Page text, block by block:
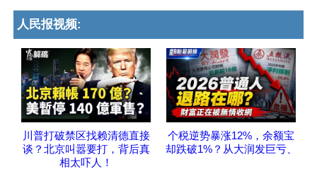
人民报视频:
川普打破禁区找赖清德直接
谈？北京叫嚣要打，背后真
相太吓人！
个税逆势暴涨12%，余额宝
却跌破1%？从大润发巨亏、